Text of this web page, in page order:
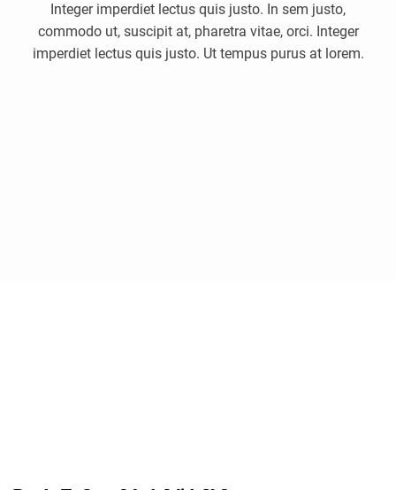
Ipsum
Dolor
Amet
Integer imperdiet lectus quis justo. In sem justo,
commodo ut, suscipit at, pharetra vitae, orci. Integer
imperdiet lectus quis justo. Ut tempus purus at lorem.